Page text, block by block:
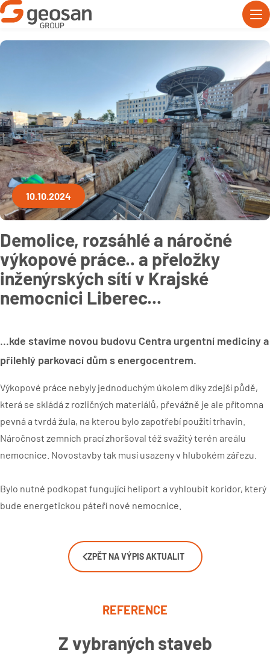
10.10.2024
Demolice, rozsáhlé a náročné
výkopové práce.. a přeložky
inženýrských sítí v Krajské
nemocnici Liberec...
...kde stavíme novou budovu Centra urgentní medicíny a
přilehlý parkovací dům s energocentrem.
Výkopové práce nebyly jednoduchým úkolem díky zdejší půdě,
která se skládá z rozličných materiálů, převážně je ale přítomna
pevná a tvrdá žula, na kterou bylo zapotřebí použití trhavin.
Náročnost zemních prací zhoršoval též svažitý terén areálu
nemocnice. Novostavby tak musí usazeny v hlubokém zářezu.
Bylo nutné podkopat fungující heliport a vyhloubit koridor, který
bude energetickou páteří nové nemocnice.
ZPĚT NA VÝPIS AKTUALIT
REFERENCE
Z vybraných staveb